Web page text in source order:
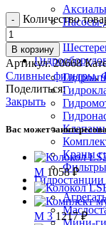
Насосы-
Краны
Фильтры
Гидростанции
Мини-
Количество
В корзину
Артикул:20668
Сливные фильтры,
Поделиться:
Закрыть
Вас может
M 1058₽
M 31217₽